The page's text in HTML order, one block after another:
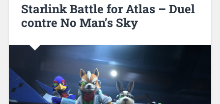
Starlink Battle for Atlas – Duel
contre No Man’s Sky